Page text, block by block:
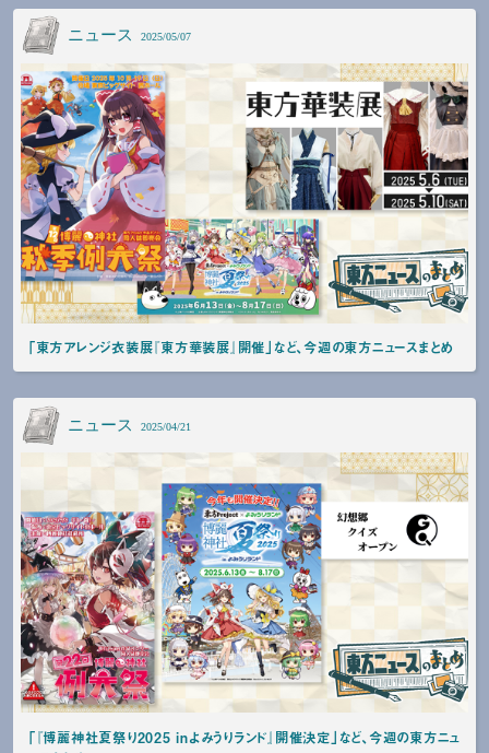
ニュース 2025/05/07
「東方アレンジ衣装展『東方華装展』開催」など、今週の東方ニュースまとめ
ニュース 2025/04/21
「『博麗神社夏祭り2025 inよみうりランド』開催決定」など、今週の東方ニュ